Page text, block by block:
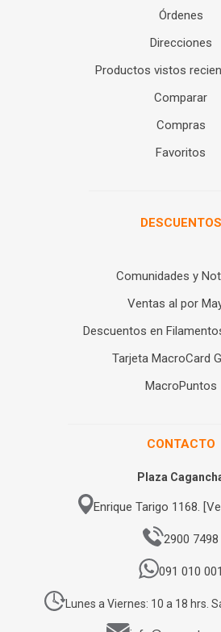
Órdenes
Direcciones
Productos vistos
Comparar
Compras
Favoritos
DESCUENTOS
Comunidades y
Ventas al por
Descuentos en
Tarjeta MacroCard
MacroPuntos
CONTACTO
Plaza
Enrique Tarigo 1168.
2900 7498
091 010 001
Lunes a Viernes: 10 a 18 hrs.